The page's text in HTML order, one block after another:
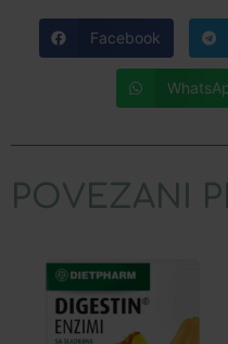
Facebook
POVEZANI